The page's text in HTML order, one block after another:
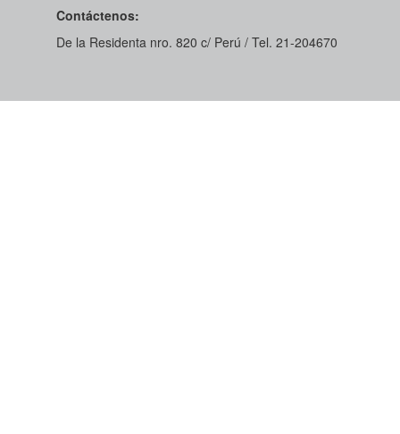
Contáctenos:
De la Residenta nro. 820 c/ Perú / Tel. 21-204670